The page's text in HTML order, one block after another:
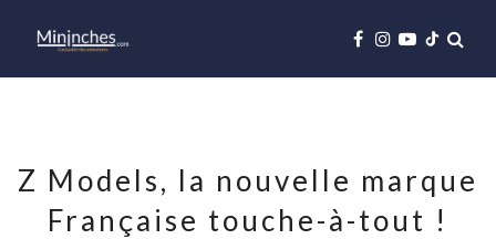
Z Models, la nouvelle marque
Française touche-à-tout !